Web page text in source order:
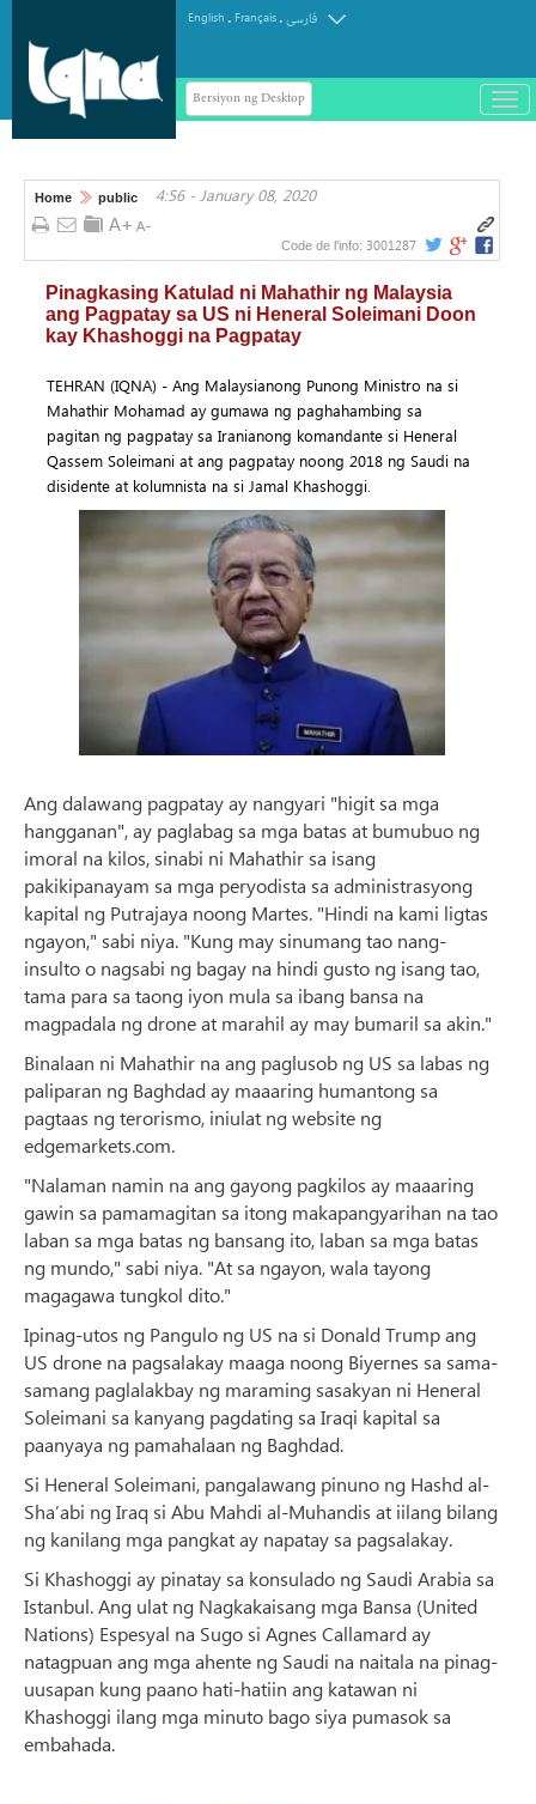
English . Français.فارسی
Bersiyon ng Desktop
باز
و
Home public 4:56 - January 08, 2020
Code de l'info: 3001287
Pinagkasing Katulad ni Mahathir ng Malaysia
ang Pagpatay sa US ni Heneral Soleimani Doon
kay Khashoggi na Pagpatay
TEHRAN (IQNA) - Ang Malaysianong Punong Ministro na si
Mahathir Mohamad ay gumawa ng paghahambing sa
pagitan ng pagpatay sa Iranianong komandante si Heneral
Qassem Soleimani at ang pagpatay noong 2018 ng Saudi na
disidente at kolumnista na si Jamal Khashoggi.
Ang dalawang pagpatay ay nangyari "higit sa mga
hangganan", ay paglabag sa mga batas at bumubuo ng
imoral na kilos, sinabi ni Mahathir sa isang
pakikipanayam sa mga peryodista sa administrasyong
kapital ng Putrajaya noong Martes. "Hindi na kami ligtas
ngayon," sabi niya. "Kung may sinumang tao nang-
insulto o nagsabi ng bagay na hindi gusto ng isang tao,
tama para sa taong iyon mula sa ibang bansa na
magpadala ng drone at marahil ay may bumaril sa akin."
Binalaan ni Mahathir na ang paglusob ng US sa labas ng
paliparan ng Baghdad ay maaaring humantong sa
pagtaas ng terorismo, iniulat ng website ng
edgemarkets.com.
"Nalaman namin na ang gayong pagkilos ay maaaring
gawin sa pamamagitan sa itong makapangyarihan na tao
laban sa mga batas ng bansang ito, laban sa mga batas
ng mundo," sabi niya. "At sa ngayon, wala tayong
magagawa tungkol dito."
Ipinag-utos ng Pangulo ng US na si Donald Trump ang
US drone na pagsalakay maaga noong Biyernes sa sama-
samang paglalakbay ng maraming sasakyan ni Heneral
Soleimani sa kanyang pagdating sa Iraqi kapital sa
paanyaya ng pamahalaan ng Baghdad.
Si Heneral Soleimani, pangalawang pinuno ng Hashd al-
Sha’abi ng Iraq si Abu Mahdi al-Muhandis at iilang bilang
ng kanilang mga pangkat ay napatay sa pagsalakay.
Si Khashoggi ay pinatay sa konsulado ng Saudi Arabia sa
Istanbul. Ang ulat ng Nagkakaisang mga Bansa (United
Nations) Espesyal na Sugo si Agnes Callamard ay
natagpuan ang mga ahente ng Saudi na naitala na pinag-
uusapan kung paano hati-hatiin ang katawan ni
Khashoggi ilang mga minuto bago siya pumasok sa
embahada.